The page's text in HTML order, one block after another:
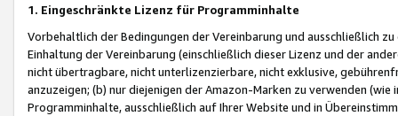
1. Eingeschränkte Lizenz für Programminhalte
Vorbehaltlich der Bedingungen der Vereinbarung und ausschließlich
Einhaltung der Vereinbarung (einschließlich dieser Lizenz und der
nicht übertragbare, nicht unterlizenzierbare, nicht exklusive,
anzuzeigen; (b) nur diejenigen der Amazon-Marken zu verwenden
Programminhalte, ausschließlich auf Ihrer Website und in